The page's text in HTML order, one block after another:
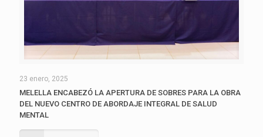
23 enero, 2025
MELELLA ENCABEZÓ LA APERTURA DE SOBRES PARA LA OBRA
DEL NUEVO CENTRO DE ABORDAJE INTEGRAL DE SALUD
MENTAL